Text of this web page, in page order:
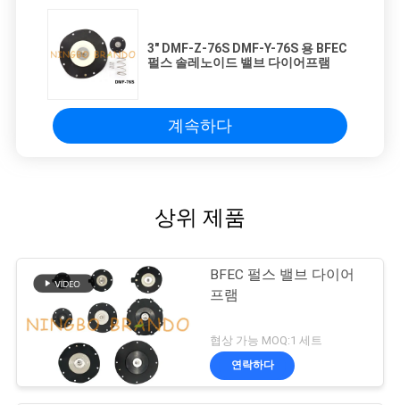
3" DMF-Z-76S DMF-Y-76S 용 BFEC
펄스 솔레노이드 밸브 다이어프램
계속하다
상위 제품
BFEC 펄스 밸브 다이어
프램
협상 가능 MOQ:1 세트
연락하다